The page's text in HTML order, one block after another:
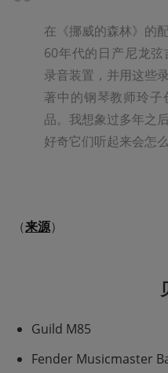
在《挪威的森林》的
60年代的日产尼龙
录音装置，并用这些
著中的钢琴教师玲
品。我想象过多年之
好奇它们听起来会怎么
（来源）
Guild M85
Fender Musicmaster